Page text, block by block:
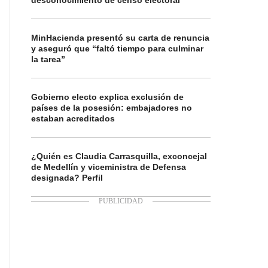
MinHacienda presentó su carta de renuncia
y aseguró que “faltó tiempo para culminar
la tarea”
Gobierno electo explica exclusión de
países de la posesión: embajadores no
estaban acreditados
¿Quién es Claudia Carrasquilla, exconcejal
de Medellín y viceministra de Defensa
designada? Perfil